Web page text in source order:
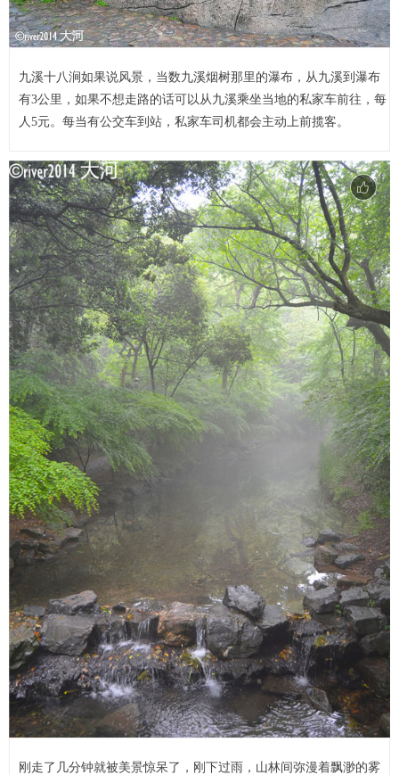
九溪十八涧如果说风景，当数九溪烟树那里的瀑布，从九溪到瀑布
有3公里，如果不想走路的话可以从九溪乘坐当地的私家车前往，每
人5元。每当有公交车到站，私家车司机都会主动上前揽客。
刚走了几分钟就被美景惊呆了，刚下过雨，山林间弥漫着飘渺的雾